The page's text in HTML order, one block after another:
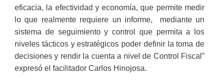
eficacia, la efectividad y economía, que permite medir
lo que realmente requiere un informe, mediante un
sistema de seguimiento y control que permita a los
niveles tácticos y estratégicos poder definir la toma de
decisiones y rendir la cuenta a nivel de Control Fiscal”
expresó el facilitador Carlos Hinojosa.